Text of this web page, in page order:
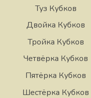
Туз Кубков
Двойка Кубков
Тройка Кубков
Четвёрка Кубков
Пятёрка Кубков
Шестёрка Кубков